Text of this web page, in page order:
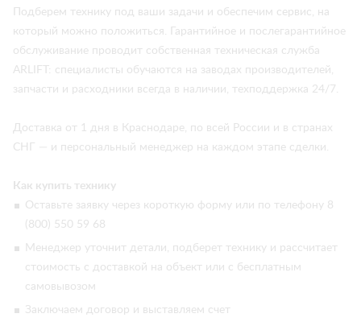
Подберем технику под ваши задачи и обеспечим сервис, на
который можно положиться. Гарантийное и послегарантийное
обслуживание проводит собственная техническая служба
ARLIFT: специалисты обучаются на заводах производителей,
запчасти и расходники всегда в наличии, техподдержка 24/7.
Доставка от 1 дня в Краснодаре, по всей России и в странах
СНГ — и персональный менеджер на каждом этапе сделки.
Как купить технику
Оставьте заявку через короткую форму или по телефону 8
(800) 550 59 68
Менеджер уточнит детали, подберет технику и рассчитает
стоимость с доставкой на объект или с бесплатным
самовывозом
Заключаем договор и выставляем счет